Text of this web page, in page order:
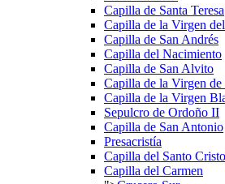
Capilla de Santa Teresa
Capilla de la Virgen
Capilla de San Andrés
Capilla del Nacimiento
Capilla de San Alvito
Capilla de la Virgen de
Capilla de la Virgen
Sepulcro de Ordoño II
Capilla de San Antonio
Presacristía
Capilla del Santo Cristo
Capilla del Carmen